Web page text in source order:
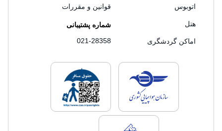
اتوبوس
هتل
اماکن گردشگری
قوانین و مقررات
شماره پشتیبانی
021-28358
لایسنس های فروش سفرتاپلایسنس های
لایسنس های فروش سفرتاپ